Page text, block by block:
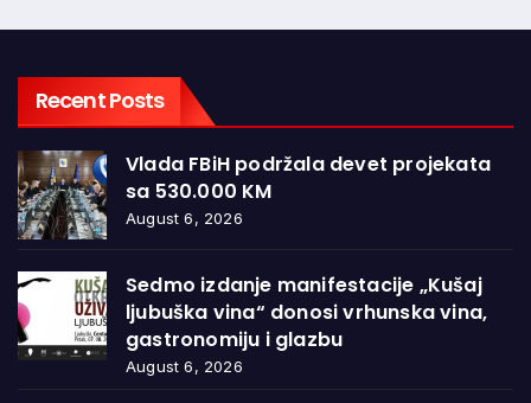
Recent Posts
Vlada FBiH podržala devet projekata
sa 530.000 KM
August 6, 2026
Sedmo izdanje manifestacije „Kušaj
ljubuška vina“ donosi vrhunska vina,
gastronomiju i glazbu
August 6, 2026